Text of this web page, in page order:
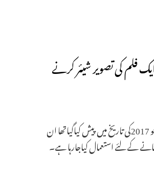
زبیر کو 1983کی ایک فلم کی تصویر شیئر کرنے
زبیر کے ایک ماضی کے پوسٹ کو جو 2017کی تاریخ میں پیش کیاگیاتھا ان
کے لئے استعمال کیاجارہا ہے۔